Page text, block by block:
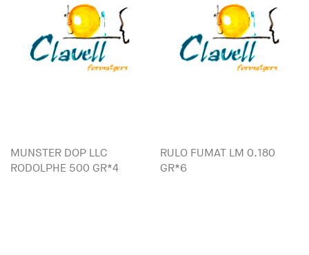
MUNSTER DOP LLC
RODOLPHE 500 GR*4
RULO FUMAT LM 0.180
GR*6